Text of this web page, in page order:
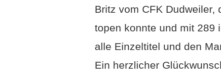
Britz vom CFK
topen konnte und mit 289
alle Einzeltitel und den
Ein herzlicher